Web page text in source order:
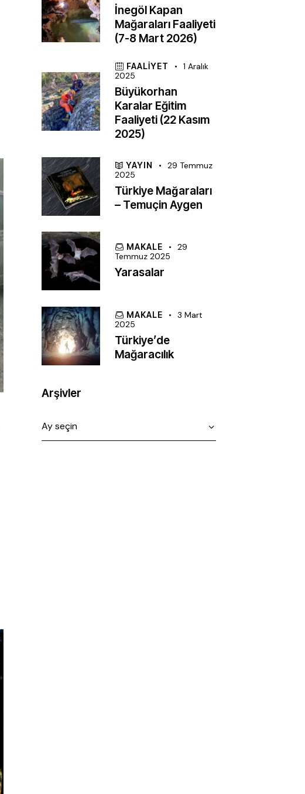
İnegöl Kapan
Mağaraları Faaliyeti
(7-8 Mart 2026)
FAALIYET
1 Aralık
2025
Büyükorhan
Karalar Eğitim
Faaliyeti (22 Kasım
2025)
YAYIN
29 Temmuz
2025
Türkiye Mağaraları
– Temuçin Aygen
MAKALE
29
Temmuz 2025
Yarasalar
MAKALE
3 Mart
2025
Türkiye’de
Mağaracılık
Arşivler